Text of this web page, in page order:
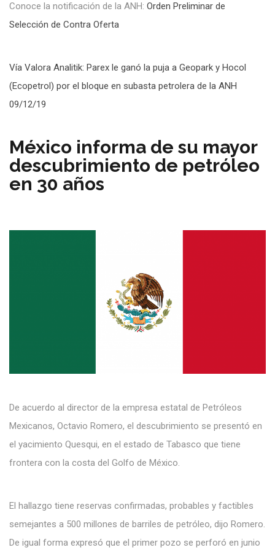
Conoce la notificación de la ANH: Orden Preliminar de
Selección de Contra Oferta
Vía Valora Analitik: Parex le ganó la puja a Geopark y Hocol
(Ecopetrol) por el bloque en subasta petrolera de la ANH
09/12/19
México informa de su mayor
descubrimiento de petróleo
en 30 años
De acuerdo al director de la empresa estatal de Petróleos
Mexicanos, Octavio Romero, el descubrimiento se presentó en
el yacimiento Quesqui, en el estado de Tabasco que tiene
frontera con la costa del Golfo de México.
El hallazgo tiene reservas confirmadas, probables y factibles
semejantes a 500 millones de barriles de petróleo, dijo Romero.
De igual forma expresó que el primer pozo se perforó en junio